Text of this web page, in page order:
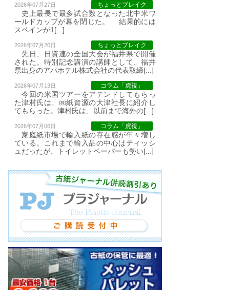
2026年07月27日 ちょっとブレイク
史上最長で最多試合数となった北中米ワ
ールドカップが幕を閉じた。 結果的には
スペインが1[...]
2026年07月20日 ちょっとブレイク
先日、日資連の全国大会が福井県で開催
された。特別記念講演の講師として、福井
県出身のアパホテル株式会社の代表取締[...]
2026年07月13日 コラム「虎視」
今回の米国ツアーをアテンドしてもらっ
た津村氏は、㈱紙資源の大津社長に紹介し
てもらった。津村氏は、以前まで海外の[...]
2026年07月06日 コラム「虎視」
家庭紙市場で輸入紙の存在感が年々増し
ている。これまで輸入品の中心はティッシ
ュだったが、トイレットペーパーも勢い[...]